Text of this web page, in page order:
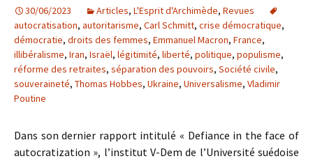
30/06/2023 Articles, L'Esprit d'Archimède, Revues
autocratisation, autoritarisme, Carl Schmitt, crise démocratique,
démocratie, droits des femmes, Emmanuel Macron, France,
illibéralisme, Iran, Israël, légitimité, liberté, politique, populisme,
réforme des retraites, séparation des pouvoirs, Société civile,
souveraineté, Thomas Hobbes, Ukraine, Universalisme, Vladimir
Poutine
Dans son dernier rapport intitulé « Defiance in the face of
autocratization », l’institut V-Dem de l’Université suédoise